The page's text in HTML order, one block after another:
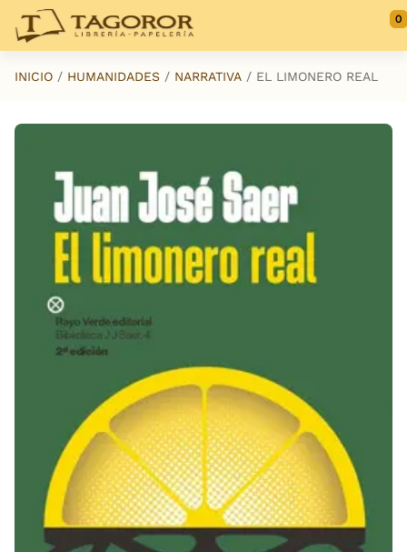
Saltar al contenido principal
0
INICIO HUMANIDADES NARRATIVA EL LIMONERO REAL